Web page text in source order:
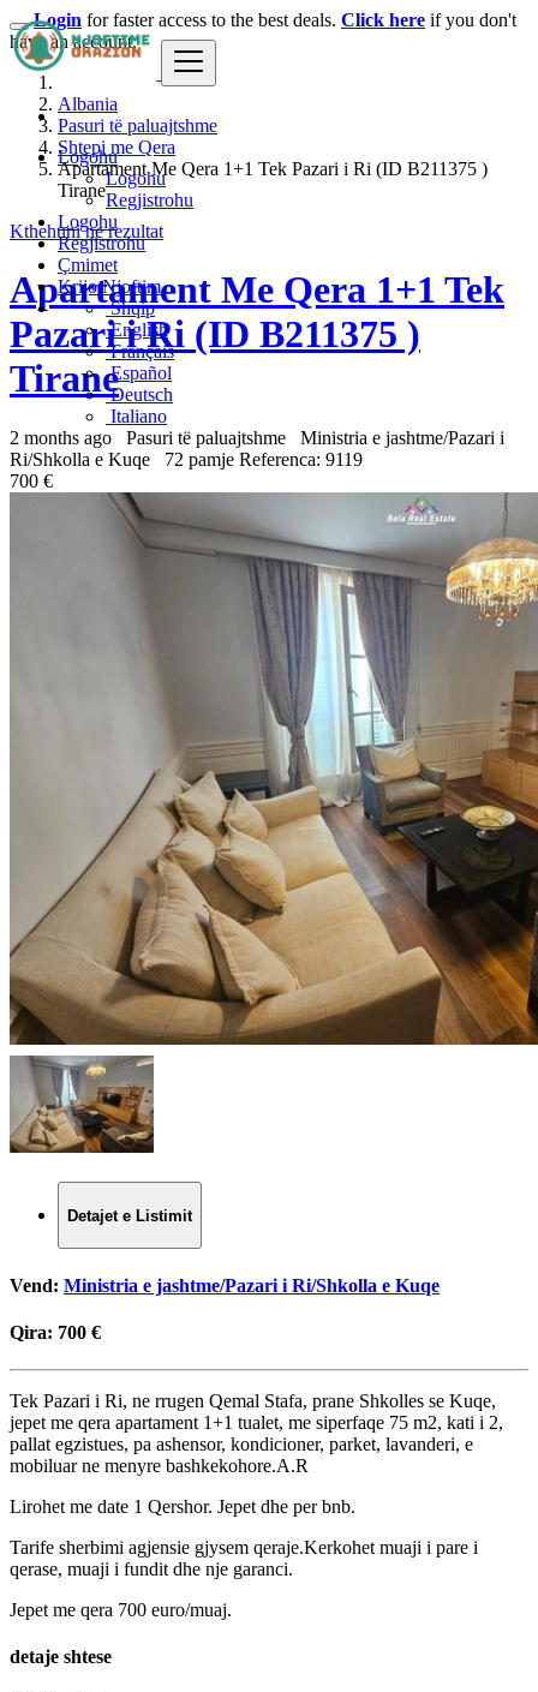
Logohu
Logohu
Regjistrohu
Logohu
Regjistrohu
Çmimet
Krijo Njoftim
Shqip
English
Français
Español
Deutsch
Italiano
Login for faster access to the best deals. Click here if you don't
have an account.
Albania
Pasuri të paluajtshme
Shtepi me Qera
Apartament Me Qera 1+1 Tek Pazari i Ri (ID B211375 )
Tirane
Kthehuni ne rezultat
Apartament Me Qera 1+1 Tek
Pazari i Ri (ID B211375 )
Tirane
2 months ago Pasuri të paluajtshme
Ministria e jashtme/Pazari i
Ri/Shkolla e Kuqe
72 pamje Referenca: 9119
700 €
Detajet e Listimit
Vend: Ministria e jashtme/Pazari i Ri/Shkolla e Kuqe
Qira: 700 €
Tek Pazari i Ri, ne rrugen Qemal Stafa, prane Shkolles se Kuqe,
jepet me qera apartament 1+1 tualet, me siperfaqe 75 m2, kati i 2,
pallat egzistues, pa ashensor, kondicioner, parket, lavanderi, e
mobiluar ne menyre bashkekohore.A.R
Lirohet me date 1 Qershor. Jepet dhe per bnb.
Tarife sherbimi agjensie gjysem qeraje.Kerkohet muaji i pare i
qerase, muaji i fundit dhe nje garanci.
Jepet me qera 700 euro/muaj.
detaje shtese